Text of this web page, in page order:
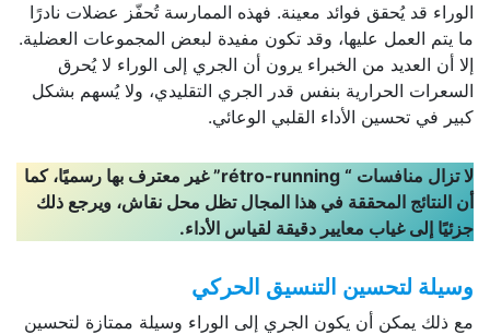
الوراء قد يُحقق فوائد معينة. فهذه الممارسة تُحفّز عضلات نادرًا
ما يتم العمل عليها، وقد تكون مفيدة لبعض المجموعات العضلية.
إلا أن العديد من الخبراء يرون أن الجري إلى الوراء لا يُحرق
السعرات الحرارية بنفس قدر الجري التقليدي، ولا يُسهم بشكل
كبير في تحسين الأداء القلبي الوعائي.
لا تزال منافسات “
” غير معترف بها رسميًا، كما
أن النتائج المحققة في هذا المجال تظل محل نقاش، ويرجع ذلك
جزئيًا إلى غياب معايير دقيقة لقياس الأداء.
وسيلة لتحسين التنسيق الحركي
مع ذلك يمكن أن يكون الجري إلى الوراء وسيلة ممتازة لتحسين